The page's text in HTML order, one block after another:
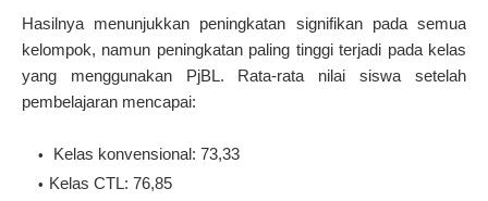
Hasilnya menunjukkan peningkatan signifikan pada semua
kelompok, namun peningkatan paling tinggi terjadi pada kelas
yang menggunakan PjBL. Rata-rata nilai siswa setelah
pembelajaran mencapai:
Kelas konvensional: 73,33
Kelas CTL: 76,85